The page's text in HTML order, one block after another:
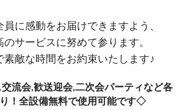
に感動をお届けできますよう、
サービスに努めて参ります。
素敵な時間をお約束いたします♪
流会,歓送迎会,二次会パーティなど各
！全設備無料で使用可能です◇